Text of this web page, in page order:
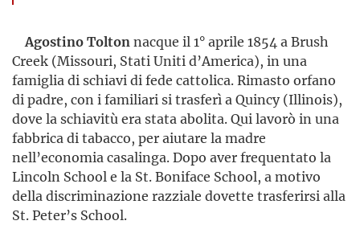
Agostino Toltonnacque il 1° aprile 1854 a Brush
Creek (Missouri, Stati Uniti d’America), in una
famiglia di schiavi di fede cattolica. Rimasto orfano
di padre, con i familiari si trasferì a Quincy (Illinois),
dove la schiavitù era stata abolita. Qui lavorò in una
fabbrica di tabacco, per aiutare la madre
nell’economia casalinga. Dopo aver frequentato la
Lincoln School e la St. Boniface School, a motivo
della discriminazione razziale dovette trasferirsi alla
St. Peter’s School.